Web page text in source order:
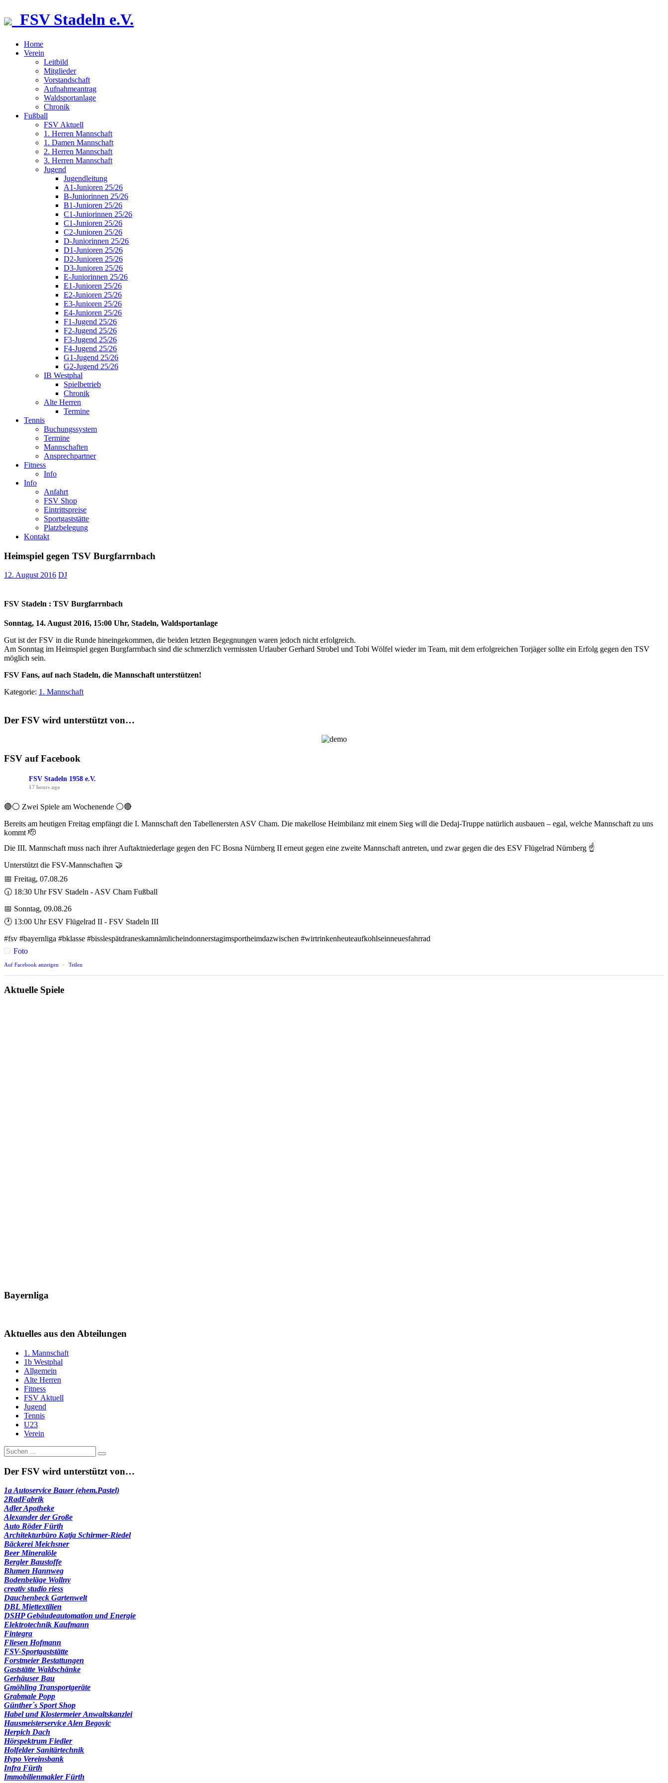
FSV Stadeln e.V.
Home
Verein
Leitbild
Mitglieder
Vorstandschaft
Aufnahmeantrag
Waldsportanlage
Chronik
Fußball
FSV Aktuell
1. Herren Mannschaft
1. Damen Mannschaft
2. Herren Mannschaft
3. Herren Mannschaft
Jugend
Jugendleitung
A1-Junioren 25/26
B-Juniorinnen 25/26
B1-Junioren 25/26
C1-Juniorinnen 25/26
C1-Junioren 25/26
C2-Junioren 25/26
D-Juniorinnen 25/26
D1-Junioren 25/26
D2-Junioren 25/26
D3-Junioren 25/26
E-Juniorinnen 25/26
E1-Junioren 25/26
E2-Junioren 25/26
E3-Junioren 25/26
E4-Junioren 25/26
F1-Jugend 25/26
F2-Jugend 25/26
F3-Jugend 25/26
F4-Jugend 25/26
G1-Jugend 25/26
G2-Jugend 25/26
IB Westphal
Spielbetrieb
Chronik
Alte Herren
Termine
Tennis
Buchungssystem
Termine
Mannschaften
Ansprechpartner
Fitness
Info
Info
Anfahrt
FSV Shop
Eintrittspreise
Sportgaststätte
Platzbelegung
Kontakt
Heimspiel gegen TSV Burgfarrnbach
12. August 2016 DJ
FSV Stadeln : TSV Burgfarrnbach
Sonntag, 14. August 2016, 15:00 Uhr, Stadeln, Waldsportanlage
Gut ist der FSV in die Runde hineingekommen, die beiden letzten Begegnungen waren jedoch nicht erfolgreich.
Am Sonntag im Heimspiel gegen Burgfarrnbach sind die schmerzlich vermissten Urlauber Gerhard Strobel und Tobi Wölfel wieder im Team, mit dem erfolgreichen Torjäger sollte ein Erfolg gegen den TSV
möglich sein.
FSV Fans, auf nach Stadeln, die Mannschaft unterstützen!
Kategorie: 1. Mannschaft
Der FSV wird unterstützt von…
FSV auf Facebook
FSV Stadeln 1958 e.V.
17 hours ago
🔴⚪ Zwei Spiele am Wochenende ⚪️🔴
Bereits am heutigen Freitag empfängt die I. Mannschaft den Tabellenersten ASV Cham. Die makellose Heimbilanz mit einem Sieg will die Dedaj-Truppe natürlich ausbauen – egal, welche Mannschaft zu uns
kommt 🫡
Die III. Mannschaft muss nach ihrer Auftaktniederlage gegen den FC Bosna Nürnberg II erneut gegen eine zweite Mannschaft antreten, und zwar gegen die des ESV Flügelrad Nürnberg ☝️
Unterstützt die FSV-Mannschaften 🤝
📅 Freitag, 07.08.26
🕡 18:30 Uhr FSV Stadeln - ASV Cham Fußball
📅 Sonntag, 09.08.26
🕐 13:00 Uhr ESV Flügelrad II - FSV Stadeln III
#fsv #bayernliga #bklasse #bisslespätdraneskamnämlicheindonnerstagimsportheimdazwischen #wirtrinkenheuteaufkohlseinneuesfahrrad
Foto
Auf Facebook anzeigen · Teilen
Aktuelle Spiele
Bayernliga
Aktuelles aus den Abteilungen
1. Mannschaft
1b Westphal
Allgemein
Alte Herren
Fitness
FSV Aktuell
Jugend
Tennis
U23
Verein
Suche
nach:
Der FSV wird unterstützt von…
1a Autoservice Bauer (ehem.Pastel)
2RadFabrik
Adler Apotheke
Alexander der Große
Auto Röder Fürth
Architekturbüro Katja Schirmer-Riedel
Bäckerei Meichsner
Beer Mineralöle
Bergler Baustoffe
Blumen Hannweg
Bodenbeläge Wollny
creativ studio riess
Dauchenbeck Gartenwelt
DBL Miettextilien
DSHP Gebäudeautomation und Energie
Elektrotechnik Kaufmann
Fintegra
Fliesen Hofmann
FSV-Sportgaststätte
Forstmeier Bestattungen
Gaststätte Waldschänke
Gerhäuser Bau
Gmöhling Transportgeräte
Grabmale Popp
Günther´s Sport Shop
Habel und Klostermeier Anwaltskanzlei
Hausmeisterservice Alen Begovic
Herpich Dach
Hörspektrum Fiedler
Holfelder Sanitärtechnik
Hypo Vereinsbank
Infra Fürth
Immobilienmakler Fürth